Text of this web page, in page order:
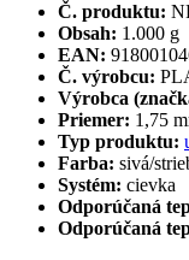
Č. produktu:
Obsah: 1.000 g
EAN:
Č. výrobcu:
Výrobca
Priemer: 1,75
Typ produktu:
Farba: sivá/
Systém: cievka
Odporúčaná
Odporúčaná